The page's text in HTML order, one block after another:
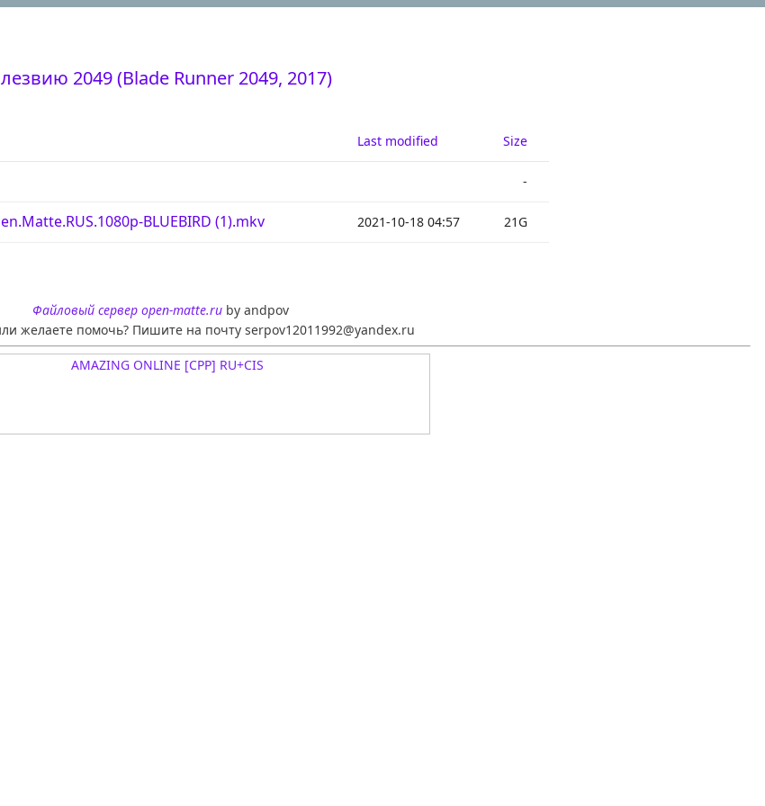
2049 (Blade Runner 2049, 2017)
Last modified Size
-
BLUEBIRD (1).mkv 2021-10-18 04:57 21G
Файловый сервер open-matte.ruby andpov
желаете помочь? Пишите на почту serpov12011992@yandex.ru